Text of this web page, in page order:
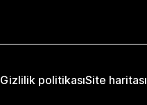
Gizlilik politikasıSite haritası